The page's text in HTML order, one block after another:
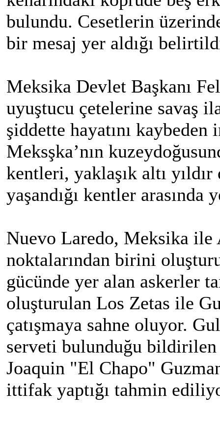
bulundu. Cesetlerin
bir mesaj yer aldığı
Meksika Devlet Başkanı
uyuştucu çetelerine savaş
şiddette hayatını kaybeden
Meksşka’nın
kentleri, yaklaşık altı
yaşandığı kentler arasında
Nuevo Laredo, Meksika ile
noktalarından birini
gücünde yer alan askerler
oluşturulan Los Zetas ile
çatışmaya sahne oluyor.
serveti bulunduğu
Joaquin "El Chapo"
ittifak yaptığı tahmin